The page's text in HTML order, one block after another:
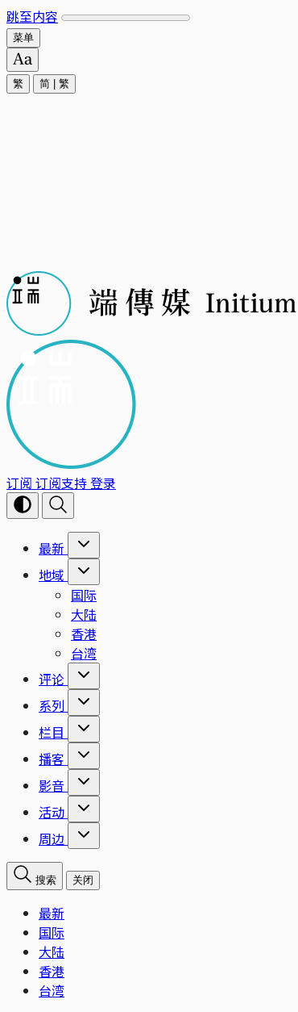
跳至内容
菜单
繁 简 繁
订阅 订阅支持登录
最新
地域
国际
大陆
香港
台湾
评论
系列
栏目
播客
影音
活动
周边
搜索 关闭
最新
国际
大陆
香港
台湾